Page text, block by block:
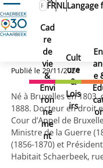
FRNLLangage
Cad
re
de
vie
&
Envi
ron
ne
me
nt
Cult
ure
&
Lois
irs
e
(rue)
(rue)
Publié le 29/11/2024
Né à Bruxelles en
1888. Docteur en droit
Cour d’Appel de
Ministre de la Guerre
(1856-1870) et
Habitait Schaerbeek,